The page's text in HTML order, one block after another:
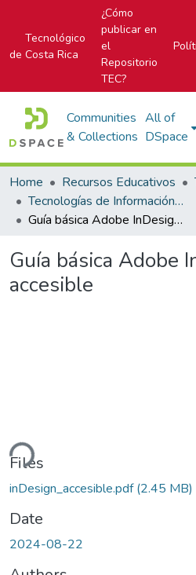
Tecnológico
de Costa Rica
¿Cómo
publicar en
el
Repositorio
TEC?
Communities
& Collections
All of
DSpace
Home Recursos Educativos
Tecnologías de Información (TI)
Guía básica Adobe InDesign accesible
Guía básica Adobe
accesible
Files
inDesign_accesible.pdf(2.45 MB)
Date
2024-08-22